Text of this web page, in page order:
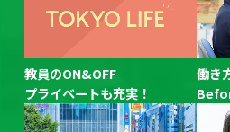
2026/04/16
令和８年度 春季オンライン説明
ました。
2026/03/19
「令和８年度東京都公立学校教員
用）実施要綱」を公開しました。
教員のON&OFF
プライベートも充実！
働き